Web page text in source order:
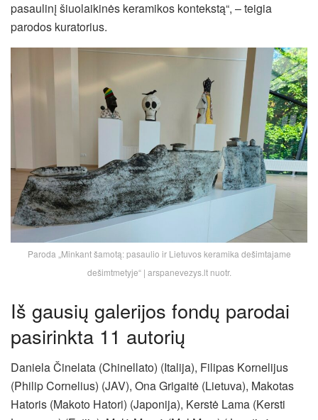
pasaulinį šiuolaikinės keramikos kontekstą“, – teigia
parodos kuratorius.
Paroda „Minkant šamotą: pasaulio ir Lietuvos keramika dešimtajame
dešimtmetyje“ | arspanevezys.lt nuotr.
Iš gausių galerijos fondų parodai
pasirinkta 11 autorių
Daniela Činelata (Chinellato) (Italija), Filipas Kornelijus
(Philip Cornelius) (JAV), Ona Grigaitė (Lietuva), Makotas
Hatoris (Makoto Hatori) (Japonija), Kerstė Lama (Kersti